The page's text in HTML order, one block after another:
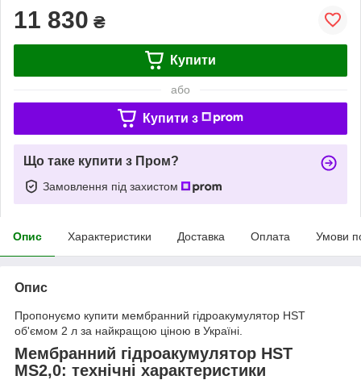
11 830 ₴
Купити
або
Купити з
Що таке купити з Пром?
Замовлення під захистом
Опис Характеристики Доставка Оплата Умови
Опис
Пропонуємо купити мембранний гідроакумулятор HST
об'ємом 2 л за найкращою ціною в Україні.
Мембранний гідроакумулятор HST
MS2,0: технічні характеристики